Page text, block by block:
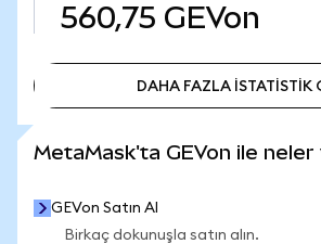
560,75 GEVon
DAHA FAZLA İSTATİSTİK
MetaMask'ta GEVon ile neler
GEVon Satın Al
Birkaç dokunuşla satın alın.